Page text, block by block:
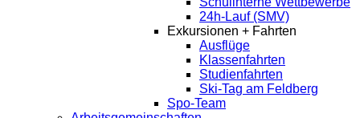
24h-Lauf (SMV)
Exkursionen + Fahrten
Ausflüge
Klassenfahrten
Studienfahrten
Ski-Tag am Feldberg
Spo-Team